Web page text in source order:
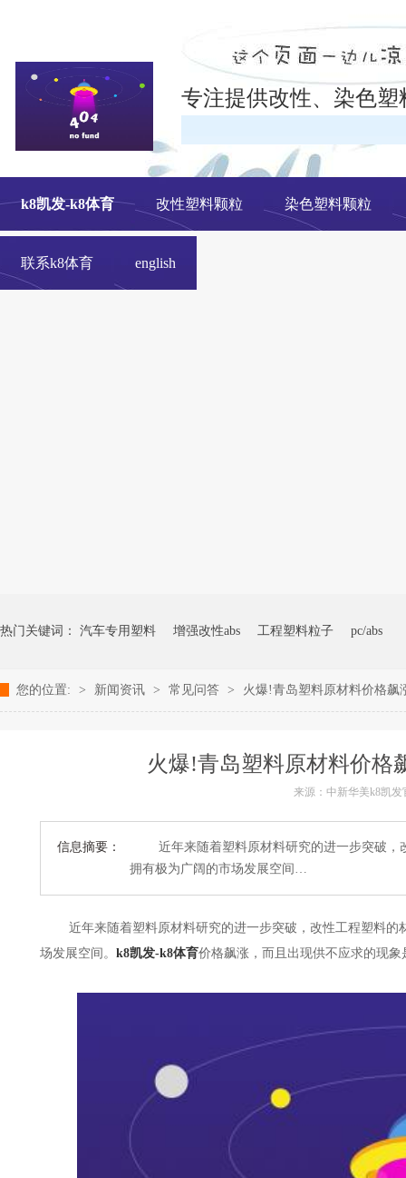
专注提供改性、染色
k8凯发-k8体育 改性塑料颗粒 染色塑料颗粒
联系k8体育 english
热门关键词： 汽车专用塑料 增强改性abs 工程塑料粒子 pc/abs
您的位置: > 新闻资讯 > 常见问答 > 火爆!青岛塑料原材料价格飙
火爆!青岛塑料原材料价格
来源：中新华美k8凯
信息摘要：
近年来随着塑料原材料研究的进一步突破，
拥有极为广阔的市场发展空间…
近年来随着塑料原材料研究的进一步突破，改性工程塑料的
场发展空间。 k8凯发-k8体育价格飙涨，而且出现供不应求的现